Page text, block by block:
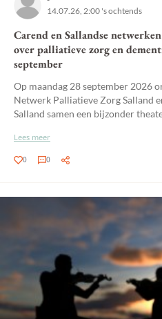
14.07.26, 2:00 's ochtends
Carend en Sallandse
over palliatieve zorg en
september
Op maandag 28 september 2026
Netwerk Palliatieve Zorg Salland
Salland samen een bijzonder
Lees meer
0 0